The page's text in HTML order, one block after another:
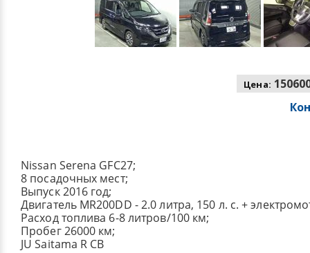
Цена:
Nissan Serena GFC27;
8 посадочных мест;
Выпуск 2016 год;
Двигатель MR200DD - 2.0 литра, 150 л. с. +
Расход топлива 6-8 литров/100 км;
Пробег 26000 км;
JU Saitama R CB